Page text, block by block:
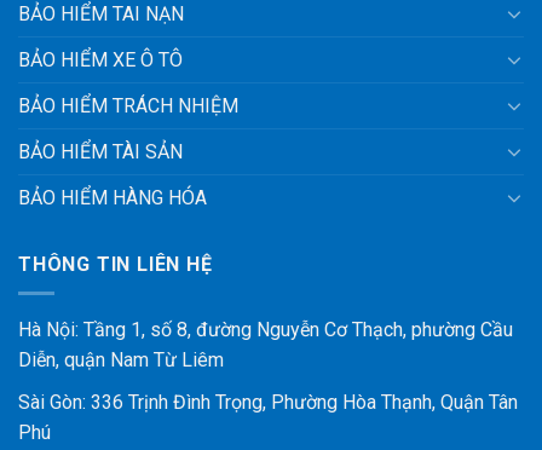
BẢO HIỂM TAI NẠN
BẢO HIỂM XE Ô TÔ
BẢO HIỂM TRÁCH NHIỆM
BẢO HIỂM TÀI SẢN
BẢO HIỂM HÀNG HÓA
THÔNG TIN LIÊN HỆ
Hà Nội: Tầng 1, số 8, đường Nguyễn Cơ Thạch, phường Cầu
Diễn, quận Nam Từ Liêm
Sài Gòn: 336 Trịnh Đình Trọng, Phường Hòa Thạnh, Quận Tân
Phú